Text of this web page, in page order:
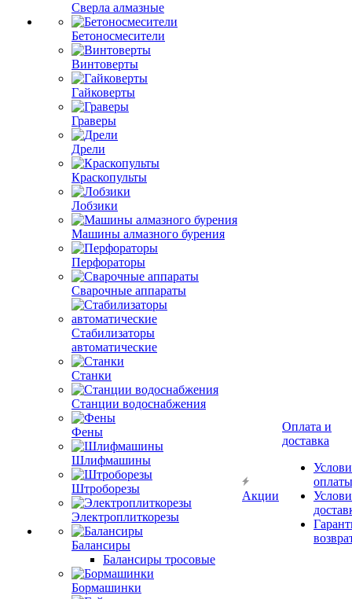
Сверла алмазные
Бетоносмесители
Винтоверты
Гайковерты
Граверы
Дрели
Краскопульты
Лобзики
Машины алмазного бурения
Перфораторы
Сварочные аппараты
Стабилизаторы
автоматические
Станки
Станции водоснабжения
Фены
Шлифмашины
Штроборезы
Электроплиткорезы
Балансиры
Балансиры тросовые
Бормашинки
Акции
Оплата и
доставка
оплаты